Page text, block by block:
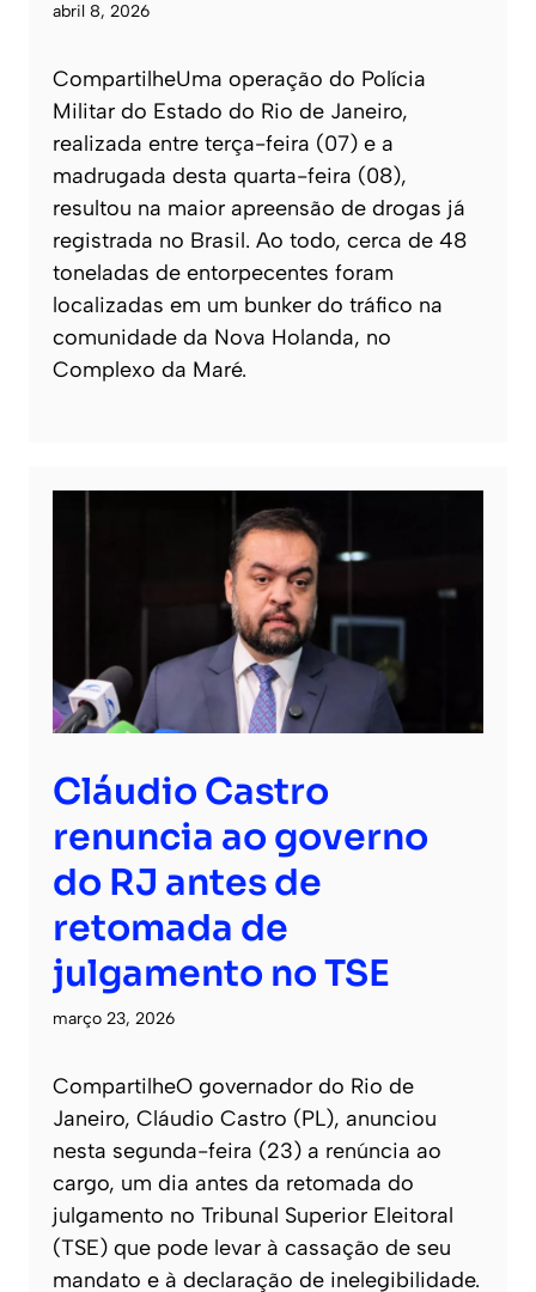
abril 8, 2026
CompartilheUma operação do Polícia
Militar do Estado do Rio de Janeiro,
realizada entre terça-feira (07) e a
madrugada desta quarta-feira (08),
resultou na maior apreensão de drogas já
registrada no Brasil. Ao todo, cerca de 48
toneladas de entorpecentes foram
localizadas em um bunker do tráfico na
comunidade da Nova Holanda, no
Complexo da Maré.
Cláudio Castro
renuncia ao governo
do RJ antes de
retomada de
julgamento no TSE
março 23, 2026
CompartilheO governador do Rio de
Janeiro, Cláudio Castro (PL), anunciou
nesta segunda-feira (23) a renúncia ao
cargo, um dia antes da retomada do
julgamento no Tribunal Superior Eleitoral
(TSE) que pode levar à cassação de seu
mandato e à declaração de inelegibilidade.